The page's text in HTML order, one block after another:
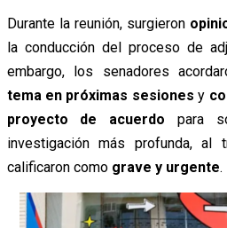
Durante la reunión, surgieron
la conducción del proceso de
embargo, los senadores
tema en próximas sesiones y
proyecto de acuerdo para
investigación más profunda, al
calificaron como grave y urgente.